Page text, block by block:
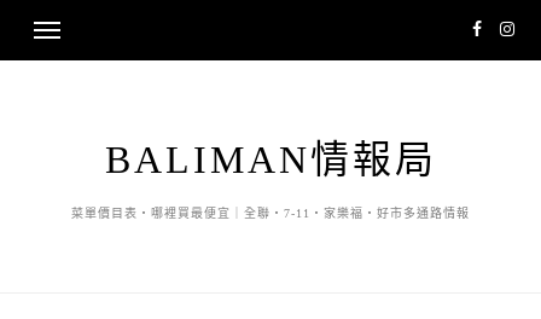
BALIMAN情報局
菜單價目表・哪裡買最便宜｜全聯・7-11・家樂福・好市多通路情報